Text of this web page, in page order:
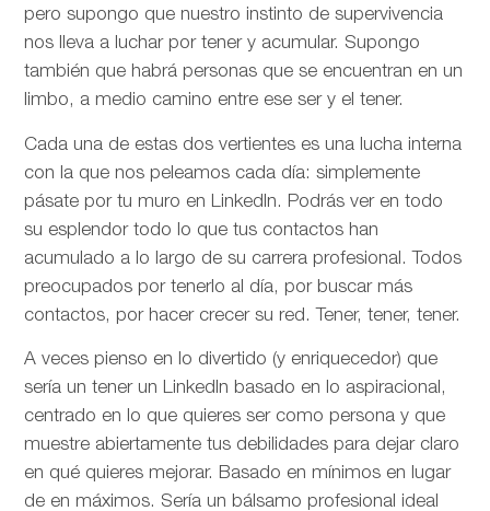
pero supongo que nuestro instinto de supervivencia
nos lleva a luchar por tener y acumular. Supongo
también que habrá personas que se encuentran en un
limbo, a medio camino entre ese ser y el tener.
Cada una de estas dos vertientes es una lucha interna
con la que nos peleamos cada día: simplemente
pásate por tu muro en LinkedIn. Podrás ver en todo
su esplendor todo lo que tus contactos han
acumulado a lo largo de su carrera profesional. Todos
preocupados por tenerlo al día, por buscar más
contactos, por hacer crecer su red. Tener, tener, tener.
A veces pienso en lo divertido (y enriquecedor) que
sería un tener un LinkedIn basado en lo aspiracional,
centrado en lo que quieres ser como persona y que
muestre abiertamente tus debilidades para dejar claro
en qué quieres mejorar. Basado en mínimos en lugar
de en máximos. Sería un bálsamo profesional ideal